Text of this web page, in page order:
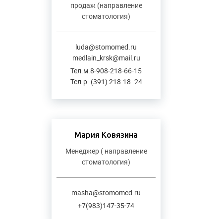
продаж (направление
стоматология)
luda@stomomed.ru
medlain_krsk@mail.ru
Тел.м.8-908-218-66-15
Тел.р. (391) 218-18- 24
Мария Ковязина
Менеджер ( направление
стоматология)
masha@stomomed.ru
+7(983)147-35-74